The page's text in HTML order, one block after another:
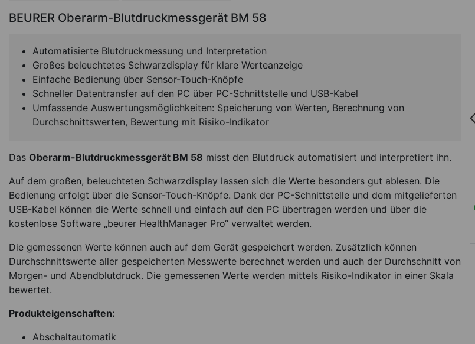
BEURER Oberarm-Blutdruckmessgerät BM 58
Automatisierte Blutdruckmessung und Interpretation
Großes beleuchtetes Schwarzdisplay für klare Werteanzeige
Einfache Bedienung über Sensor-Touch-Knöpfe
Schneller Datentransfer auf den PC über PC-Schnittstelle und USB-Kabel
Umfassende Auswertungsmöglichkeiten: Speicherung von Werten, Berechnung von
Durchschnittswerten, Bewertung mit Risiko-Indikator
Das Oberarm-Blutdruckmessgerät BM 58 misst den Blutdruck automatisiert und interpretiert ihn.
Auf dem großen, beleuchteten Schwarzdisplay lassen sich die Werte besonders gut ablesen. Die
Bedienung erfolgt über die Sensor-Touch-Knöpfe. Dank der PC-Schnittstelle und dem mitgelieferten
USB-Kabel können die Werte schnell und einfach auf den PC übertragen werden und über die
kostenlose Software „beurer HealthManager Pro“ verwaltet werden.
Die gemessenen Werte können auch auf dem Gerät gespeichert werden. Zusätzlich können
Durchschnittswerte aller gespeicherten Messwerte berechnet werden und auch der Durchschnitt von
Morgen- und Abendblutdruck. Die gemessenen Werte werden mittels Risiko-Indikator in einer Skala
bewertet.
Produkteigenschaften:
Abschaltautomatik
22,96€
Sofort lieferbar Art-Nr. 27013
539,00€
Sofort lieferbar Art-Nr. 27089